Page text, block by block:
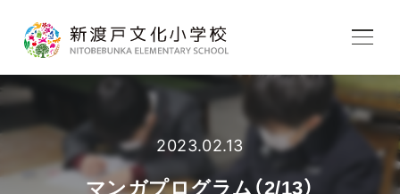
学校紹介
教育内容 2023.02.13
マンガプログラム（2/13）